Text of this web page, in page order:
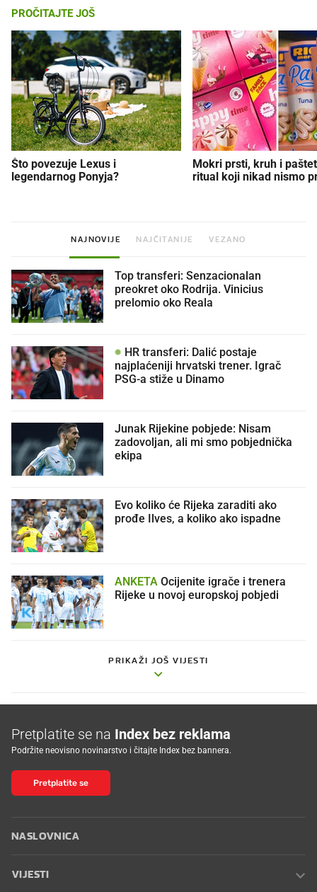
PROČITAJTE JOŠ
Što povezuje Lexus i
legendarnog Ponyja?
Mokri prsti, kruh i
ritual koji nikad nismo
NAJNOVIJE NAJČITANIJE VEZANO
Top transferi: Senzacionalan
preokret oko Rodrija. Vinicius
prelomio oko Reala
HR transferi: Dalić postaje
najplaćeniji hrvatski trener. Igrač
PSG-a stiže u Dinamo
Junak Rijekine pobjede: Nisam
zadovoljan, ali mi smo pobjednička
ekipa
Evo koliko će Rijeka zaraditi ako
prođe Ilves, a koliko ako ispadne
ANKETA
Rijeke u novoj europskoj pobjedi
PRIKAŽI JOŠ VIJESTI
Pretplatite se na Index bez reklama
Podržite neovisno novinarstvo i čitajte Index bez bannera.
Pretplatite se
NASLOVNICA
VIJESTI